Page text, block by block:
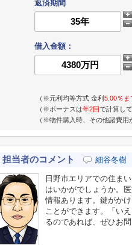
返済期間
借入金額：
（※元利均等方式 金利5.00％ま
（※ボーナスは年2回で計算し
（※物件購入時、その他諸費用
担当者のコメント 細谷冬樹
日野市エリアでの住ま
はいかがでしょうか。
情報あります。鍵がか
ことができます。「い
るのであれば、ぜひお